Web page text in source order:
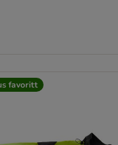
favoritt